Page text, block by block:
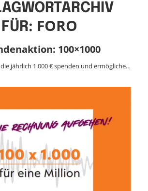
FÜR: FORO
100×1000
jährlich 1.000 € spenden und ermögliche…